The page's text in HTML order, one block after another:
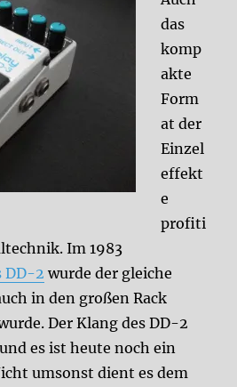
das
komp
akte
Form
at der
Einzel
effekt
e
profiti
Im 1983
DD-2 wurde der gleiche
in den großen Rack
Der Klang des DD-2
es ist heute noch ein
umsonst dient es dem